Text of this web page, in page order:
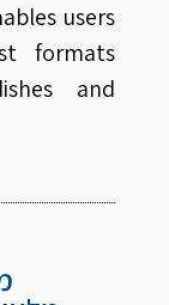
users
formats
and